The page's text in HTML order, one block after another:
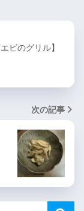
ビのグリル】
次の記事